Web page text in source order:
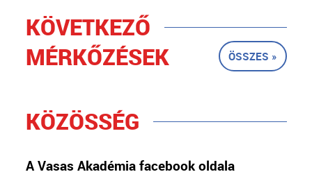
KÖVETKEZŐ
MÉRKŐZÉSEK
ÖSSZES »
KÖZÖSSÉG
A Vasas Akadémia facebook oldala